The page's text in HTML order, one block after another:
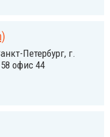
Петербург, г.
офис 44